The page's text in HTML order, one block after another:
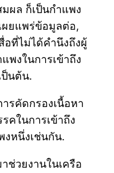
ผล ก็เป็นกำแพง
ผยแพร่ข้อมูลต่อ,
อที่ไม่ได้คำนึงถึงผู้
พงในการเข้าถึง
ป็นต้น.
รคัดกรองเนื้อหา
คในการเข้าถึง
งหนึ่งเช่นกัน.
ช่วยงานในเครือ